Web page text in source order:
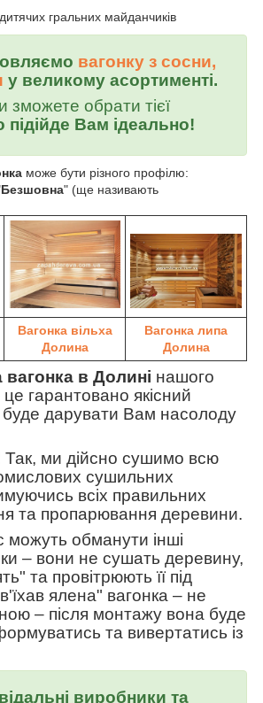
гральних майданчиків
вагонку з сосни,
у великому асортименті.
зможете обрати тієї
підійде Вам ідеально!
може бути різного профілю:
Безшовна" (ще називають
Вагонка вільха
Долина
Вагонка липа
Долина
в Долині нашого
це гарантовано якісний
буде дарувати Вам насолоду
ми дійсно сушимо всю
сушильних
всіх правильних
та пропарювання деревини.
обманути інші
– вони не сушать деревину,
та провітрюють її під
ялена" вагонка – не
– після монтажу вона буде
та вивертатись із
виробники та